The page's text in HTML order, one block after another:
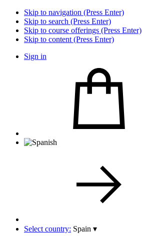
Skip to navigation (Press Enter)
Skip to search (Press Enter)
Skip to course offerings (Press Enter)
Skip to content (Press Enter)
Sign in
Select country: Spain ▾